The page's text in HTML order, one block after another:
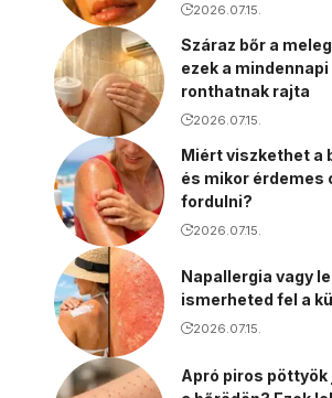
2026.07.15.
Száraz bőr a
ezek a
ronthatnak rajta
2026.07.15.
Miért viszkethet a
és mikor érdemes
fordulni?
2026.07.15.
Napallergia vagy
ismerheted fel a
2026.07.15.
Apró piros pöttyök